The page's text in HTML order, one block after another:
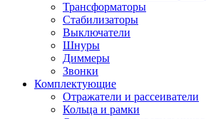
Трансформаторы
Стабилизаторы
Выключатели
Шнуры
Диммеры
Звонки
Комплектующие
Отражатели и рассеиватели
Кольца и рамки